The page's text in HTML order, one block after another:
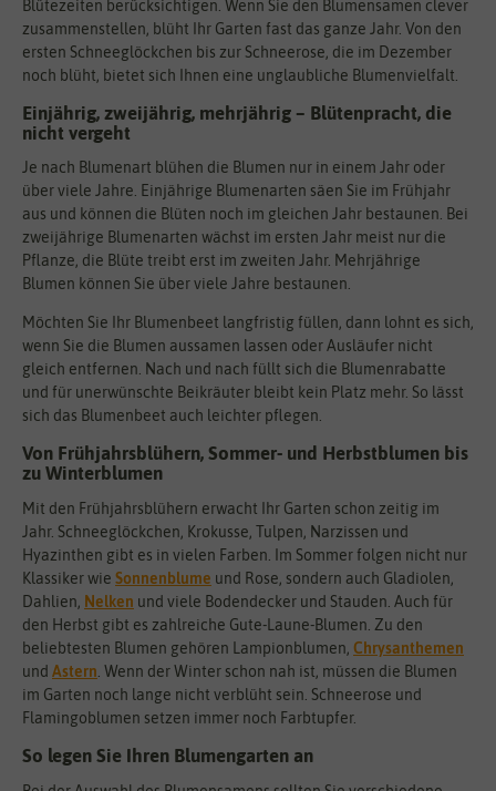
Blütezeiten berücksichtigen. Wenn Sie den Blumensamen clever
zusammenstellen, blüht Ihr Garten fast das ganze Jahr. Von den
ersten Schneeglöckchen bis zur Schneerose, die im Dezember
noch blüht, bietet sich Ihnen eine unglaubliche Blumenvielfalt.
Einjährig, zweijährig, mehrjährig – Blütenpracht, die
nicht vergeht
Je nach Blumenart blühen die Blumen nur in einem Jahr oder
über viele Jahre. Einjährige Blumenarten säen Sie im Frühjahr
aus und können die Blüten noch im gleichen Jahr bestaunen. Bei
zweijährige Blumenarten wächst im ersten Jahr meist nur die
Pflanze, die Blüte treibt erst im zweiten Jahr. Mehrjährige
Blumen können Sie über viele Jahre bestaunen.
Möchten Sie Ihr Blumenbeet langfristig füllen, dann lohnt es sich,
wenn Sie die Blumen aussamen lassen oder Ausläufer nicht
gleich entfernen. Nach und nach füllt sich die Blumenrabatte
und für unerwünschte Beikräuter bleibt kein Platz mehr. So lässt
sich das Blumenbeet auch leichter pflegen.
Von Frühjahrsblühern, Sommer- und Herbstblumen bis
zu Winterblumen
Mit den Frühjahrsblühern erwacht Ihr Garten schon zeitig im
Jahr. Schneeglöckchen, Krokusse, Tulpen, Narzissen und
Hyazinthen gibt es in vielen Farben. Im Sommer folgen nicht nur
Klassiker wie Sonnenblume und Rose, sondern auch Gladiolen,
Dahlien, Nelken und viele Bodendecker und Stauden. Auch für
den Herbst gibt es zahlreiche Gute-Laune-Blumen. Zu den
beliebtesten Blumen gehören Lampionblumen, Chrysanthemen
und Astern . Wenn der Winter schon nah ist, müssen die Blumen
im Garten noch lange nicht verblüht sein. Schneerose und
Flamingoblumen setzen immer noch Farbtupfer.
So legen Sie Ihren Blumengarten an